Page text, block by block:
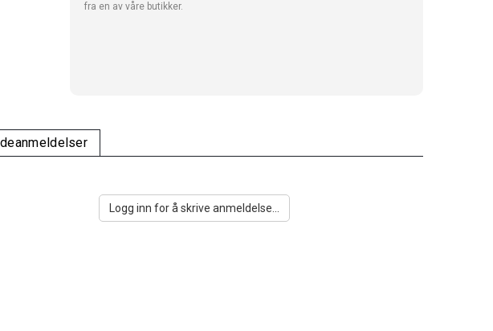
fra en av våre butikker.
Logg inn for å skrive anmeldelse...